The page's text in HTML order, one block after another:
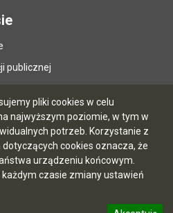
pliki cookies w celu
najwyższym poziomie, w tym w
potrzeb. Korzystanie z
cookies oznacza, że
urządzeniu końcowym.
czasie zmiany ustawień
publicznej
06.08.2026 13:40